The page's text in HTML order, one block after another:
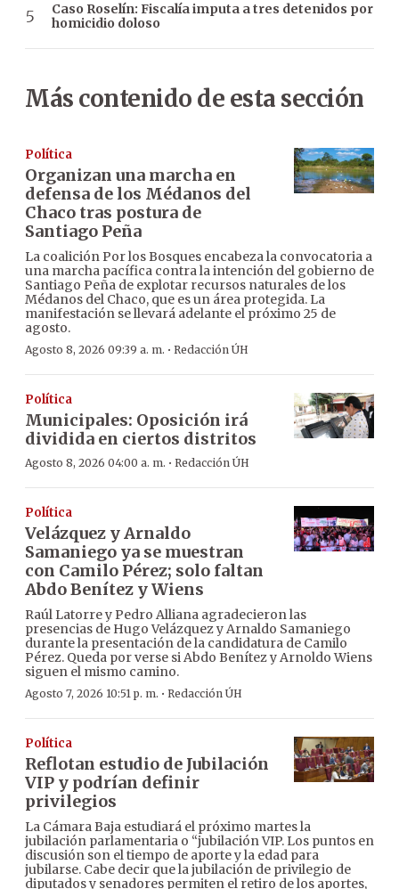
Caso Roselín: Fiscalía imputa a tres detenidos por
homicidio doloso
Más contenido de esta sección
Política
Organizan una marcha en
defensa de los Médanos del
Chaco tras postura de
Santiago Peña
La coalición Por los Bosques encabeza la convocatoria a
una marcha pacífica contra la intención del gobierno de
Santiago Peña de explotar recursos naturales de los
Médanos del Chaco, que es un área protegida. La
manifestación se llevará adelante el próximo 25 de
agosto.
Agosto 8, 2026 09:39 a. m. · Redacción ÚH
Política
Municipales: Oposición irá
dividida en ciertos distritos
Agosto 8, 2026 04:00 a. m. · Redacción ÚH
Política
Velázquez y Arnaldo
Samaniego ya se muestran
con Camilo Pérez; solo faltan
Abdo Benítez y Wiens
Raúl Latorre y Pedro Alliana agradecieron las
presencias de Hugo Velázquez y Arnaldo Samaniego
durante la presentación de la candidatura de Camilo
Pérez. Queda por verse si Abdo Benítez y Arnoldo Wiens
siguen el mismo camino.
Agosto 7, 2026 10:51 p. m. · Redacción ÚH
Política
Reflotan estudio de Jubilación
VIP y podrían definir
privilegios
La Cámara Baja estudiará el próximo martes la
jubilación parlamentaria o “jubilación VIP. Los puntos en
discusión son el tiempo de aporte y la edad para
jubilarse. Cabe decir que la jubilación de privilegio de
diputados y senadores permiten el retiro de los aportes,